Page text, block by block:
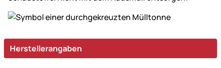
Herstellerangaben